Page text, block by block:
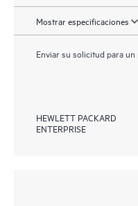
Mostrar especificaciones
Enviar su solicitud para
HEWLETT PACKARD
ENTERPRISE